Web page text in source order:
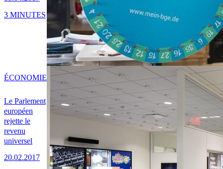
3 MINUTES
Le Parlement
européen
rejette le
revenu
universel
20.02.2017
ÉCONOMIE